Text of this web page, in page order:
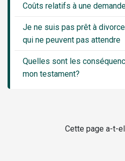
Coûts relatifs à une
Je ne suis pas prêt à
qui ne peuvent pas attendre
Quelles sont les
mon testament?
Cette page a-t-